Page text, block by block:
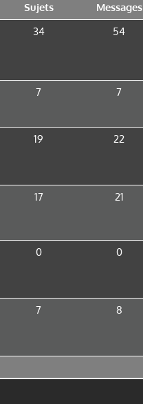
Sujets Messages
34 54
7 7
19 22
17 21
0 0
7 8